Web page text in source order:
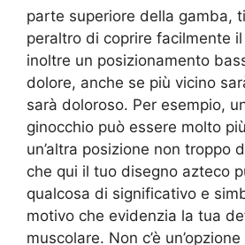
parte superiore della gamba,
peraltro di coprire facilmente
inoltre un posizionamento
dolore, anche se più vicino
sarà doloroso. Per esempio,
ginocchio può essere molto
un’altra posizione non troppo
che qui il tuo disegno azteco
qualcosa di significativo e
motivo che evidenzia la tua
muscolare. Non c’è